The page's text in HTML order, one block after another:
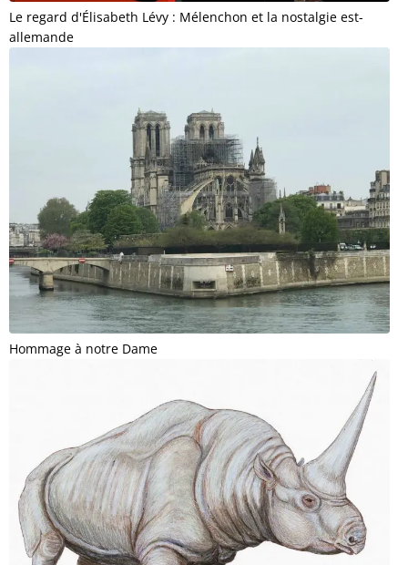
Le regard d'Élisabeth Lévy : Mélenchon et la nostalgie est-
allemande
Hommage à notre Dame